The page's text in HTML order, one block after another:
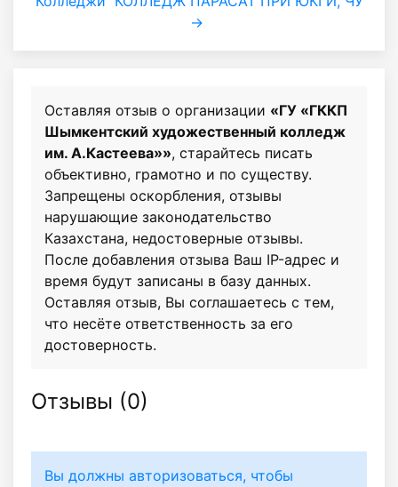
→
Оставляя отзыв о организации «ГУ «ГККП
Шымкентский художественный колледж
им. А.Кастеева»», старайтесь писать
объективно, грамотно и по существу.
Запрещены оскорбления, отзывы
нарушающие законодательство
Казахстана, недостоверные отзывы.
После добавления отзыва Ваш IP-адрес и
время будут записаны в базу данных.
Оставляя отзыв, Вы соглашаетесь с тем,
что несёте ответственность за его
достоверность.
Отзывы (0)
Вы должны авторизоваться, чтобы